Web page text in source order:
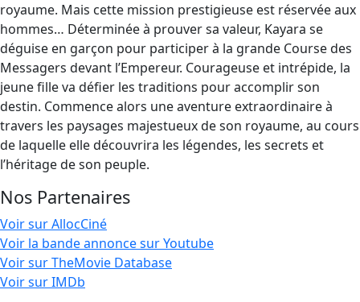
royaume. Mais cette mission prestigieuse est réservée aux
hommes… Déterminée à prouver sa valeur, Kayara se
déguise en garçon pour participer à la grande Course des
Messagers devant l’Empereur. Courageuse et intrépide, la
jeune fille va défier les traditions pour accomplir son
destin. Commence alors une aventure extraordinaire à
travers les paysages majestueux de son royaume, au cours
de laquelle elle découvrira les légendes, les secrets et
l’héritage de son peuple.
Nos Partenaires
Voir sur AllocCiné
Voir la bande annonce sur Youtube
Voir sur TheMovie Database
Voir sur IMDb